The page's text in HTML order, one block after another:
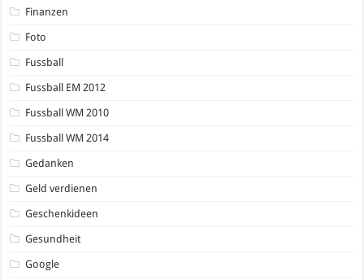
Finanzen
Foto
Fussball
Fussball EM 2012
Fussball WM 2010
Fussball WM 2014
Gedanken
Geld verdienen
Geschenkideen
Gesundheit
Google